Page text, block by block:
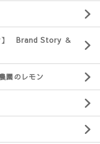
】 Brand Story ＆
園のレモン